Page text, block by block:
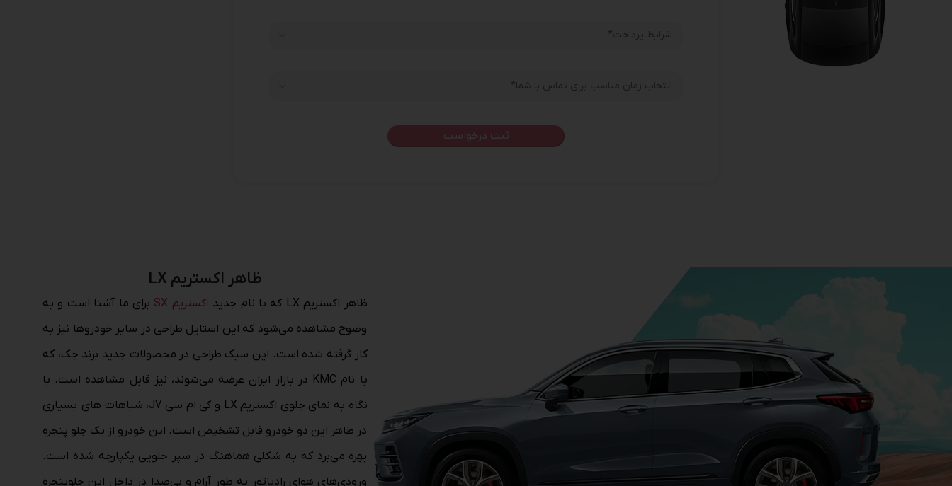
payment_type
انتخاب زمان مناسب برای تماس با شما*
ظاهر اکستریم LX
ظاهر اکستریم LX که با نام جدید اکستریم SX
برای ما آشنا است و به
وضوح مشاهده می‌شود که این استایل طراحی در سایر خودروها نیز به
کار گرفته شده است. این سبک طراحی در محصولات جدید برند جک، که
با نام KMC در بازار ایران عرضه می‌شوند، نیز قابل مشاهده است. با
نگاه به نمای جلوی اکستریم LX و کی ام سی J7، شباهات های بسیاری
در ظاهر این دو خودرو قابل تشخیص است. این خودرو از یک جلو پنجره
بهره می‌برد که به شکلی هماهنگ در سپر جلویی یکپارچه شده است.
ورودی‌های هوای رادیاتور به طور آرام و بی‌صدا در داخل این جلوپنجره